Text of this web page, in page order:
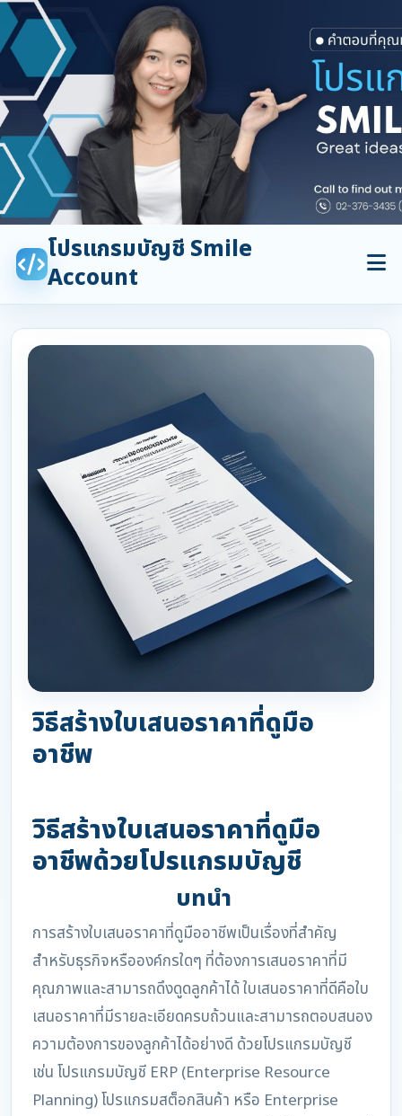
โปรแกรมบัญชี Smile
Account
วิธีสร้างใบเสนอราคาที่ดูมือ
อาชีพ
วิธีสร้างใบเสนอราคาที่ดูมือ
อาชีพด้วยโปรแกรมบัญชี
บทนำ
การสร้างใบเสนอราคาที่ดูมืออาชีพเป็นเรื่องที่สำคัญ
สำหรับธุรกิจหรือองค์กรใดๆ ที่ต้องการเสนอราคาที่มี
คุณภาพและสามารถดึงดูดลูกค้าได้ ใบเสนอราคาที่ดีคือใบ
เสนอราคาที่มีรายละเอียดครบถ้วนและสามารถตอบสนอง
ความต้องการของลูกค้าได้อย่างดี ด้วยโปรแกรมบัญชี
เช่น โปรแกรมบัญชี ERP (Enterprise Resource
Planning) โปรแกรมสต็อกสินค้า หรือ Enterprise